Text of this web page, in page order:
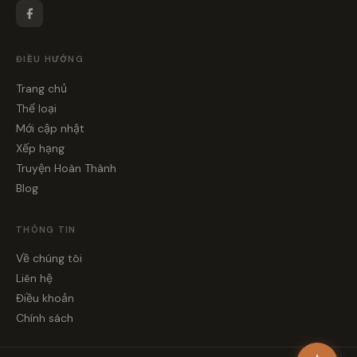
ĐIỀU HƯỚNG
Trang chủ
Thể loại
Mới cập nhật
Xếp hạng
Truyện Hoàn Thành
Blog
THÔNG TIN
Về chúng tôi
Liên hệ
Điều khoản
Chính sách